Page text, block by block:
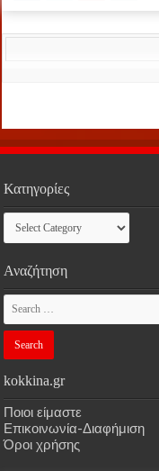
Κατηγορίες
Κατηγορίες
Αναζήτηση
kokkina.gr
Ποιοι είμαστε
Επικοινωνία-Διαφήμιση
Όροι χρήσης